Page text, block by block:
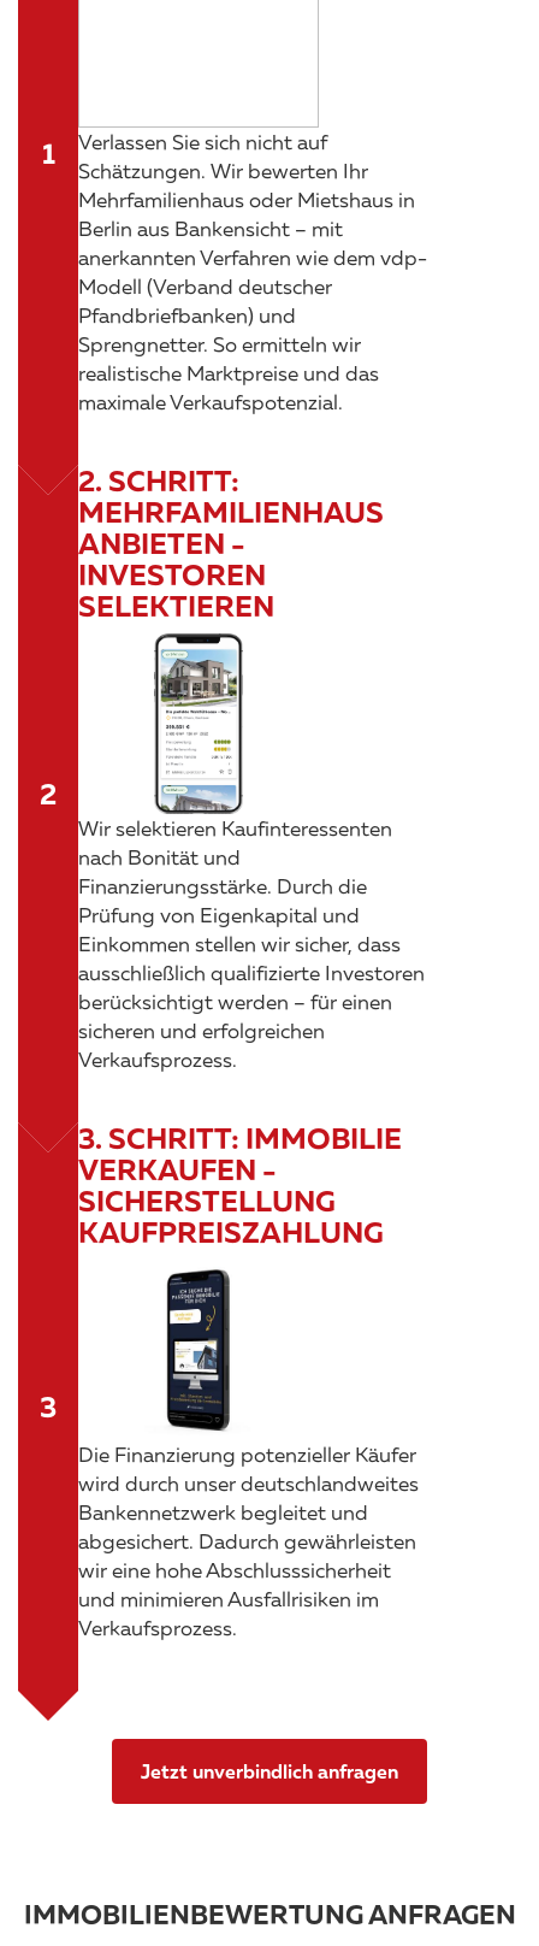
Verlassen Sie sich nicht auf
Schätzungen. Wir bewerten Ihr
Mehrfamilienhaus oder Mietshaus in
Berlin aus Bankensicht – mit
anerkannten Verfahren wie dem vdp-
Modell (Verband deutscher
Pfandbriefbanken) und
Sprengnetter. So ermitteln wir
realistische Marktpreise und das
maximale Verkaufspotenzial.
2. SCHRITT:
MEHRFAMILIENHAUS
ANBIETEN -
INVESTOREN
SELEKTIEREN
Wir selektieren Kaufinteressenten
nach Bonität und
Finanzierungsstärke. Durch die
Prüfung von Eigenkapital und
Einkommen stellen wir sicher, dass
ausschließlich qualifizierte Investoren
berücksichtigt werden – für einen
sicheren und erfolgreichen
Verkaufsprozess.
3. SCHRITT: IMMOBILIE
VERKAUFEN -
SICHERSTELLUNG
KAUFPREISZAHLUNG
Die Finanzierung potenzieller Käufer
wird durch unser deutschlandweites
Bankennetzwerk begleitet und
abgesichert. Dadurch gewährleisten
wir eine hohe Abschlusssicherheit
und minimieren Ausfallrisiken im
Verkaufsprozess.
Jetzt unverbindlich anfragen
IMMOBILIENBEWERTUNG ANFRAGEN